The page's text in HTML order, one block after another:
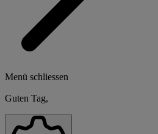
Menü schliessen
Guten Tag,